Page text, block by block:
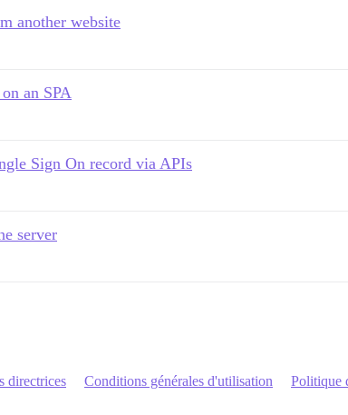
another website
an SPA
Sign On record via APIs
server
directrices Conditions générales d'utilisation Politique